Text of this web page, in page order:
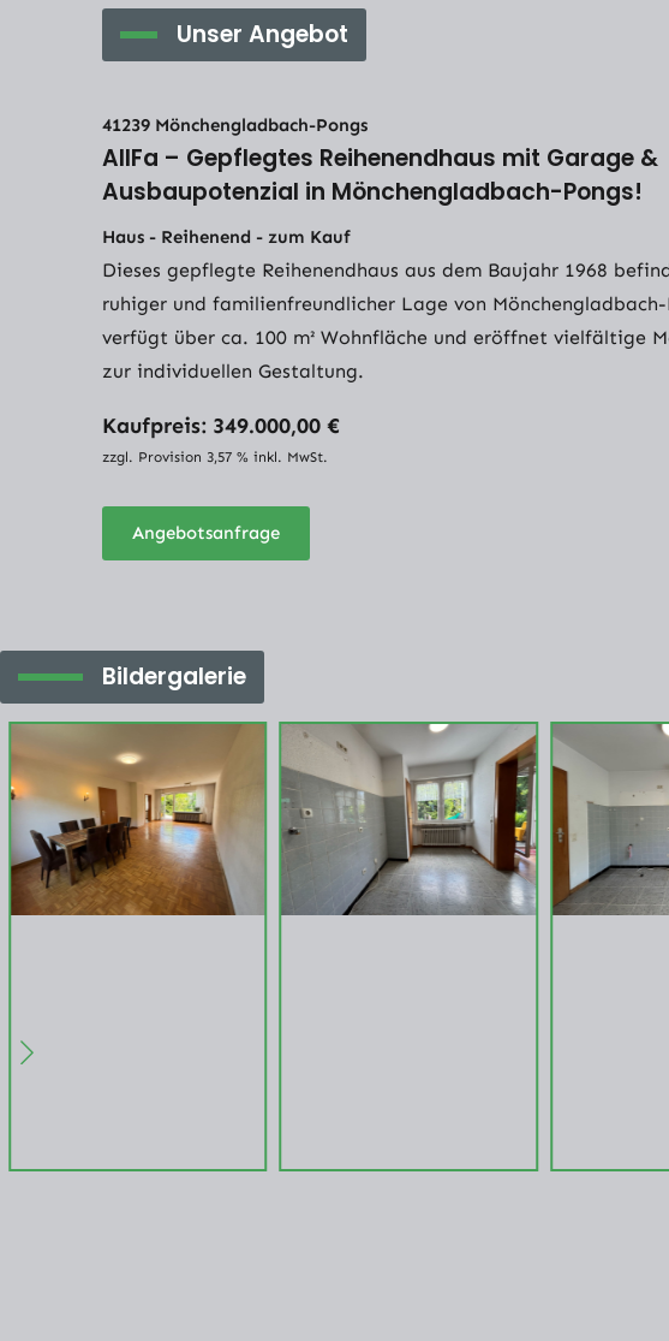
Unser Angebot
41239 Mönchengladbach-Pongs
AllFa – Gepflegtes Reihenendhaus mit Garage &
Ausbaupotenzial in Mönchengladbach-Pongs!
Haus - Reihenend - zum Kauf
Dieses gepflegte Reihenendhaus aus dem Baujahr 1968
ruhiger und familienfreundlicher Lage von Mönchengladbach-
verfügt über ca. 100 m² Wohnfläche und eröffnet vielfältige
zur individuellen Gestaltung.
Kaufpreis: 349.000,00 €
zzgl. Provision 3,57 % inkl. MwSt.
Angebotsanfrage
Bildergalerie